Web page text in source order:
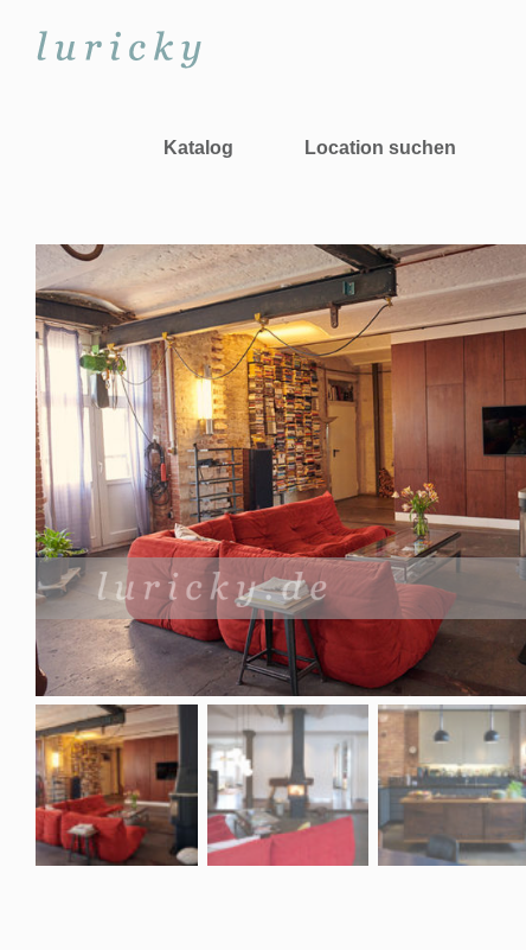
springen
Katalog Location suchen